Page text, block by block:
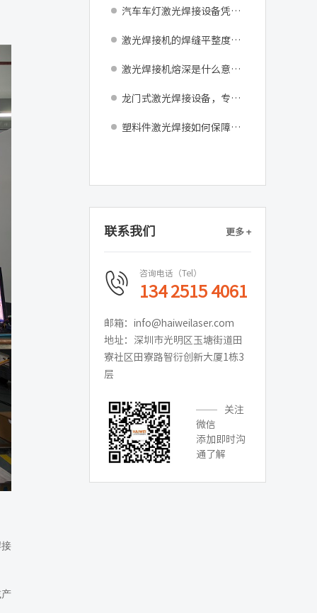
汽车车灯激光焊接设备凭什么成为现代车灯制造的核心配置？
激光焊接机的焊缝平整度如何？
激光焊接机熔深是什么意思？
龙门式激光焊接设备，专注新能源电池模组精密焊接量产
塑料件激光焊接如何保障成品质量与良率
联系我们 更多 +
咨询电话（Tel）
134 2515 4061
邮箱：info@haiweilaser.com
地址：深圳市光明区玉塘街道田
寮社区田寮路智衍创新大厦1栋3
层
关注
微信
添加即时沟
通了解